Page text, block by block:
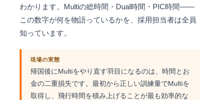
わかります。Multiの総時間・Dual時間・PIC時間——
この数字が何を物語っているかを、採用担当者は全員
知っています。
現場の実態
帰国後にMultiをやり直す羽目になるのは、時間とお
金の二重損失です。最初から正しい訓練量でMultiを
取得し、飛行時間を積み上げることが最も効率的な